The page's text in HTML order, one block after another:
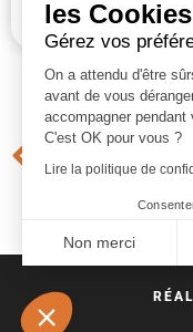
les
Gérez vos
On a attendu d'être
avant de vous
accompagner pendant
C'est OK pour vous ?
Lire la politique de
Non merci
Notre plateforme
Précédent
BOULANGERIE AU